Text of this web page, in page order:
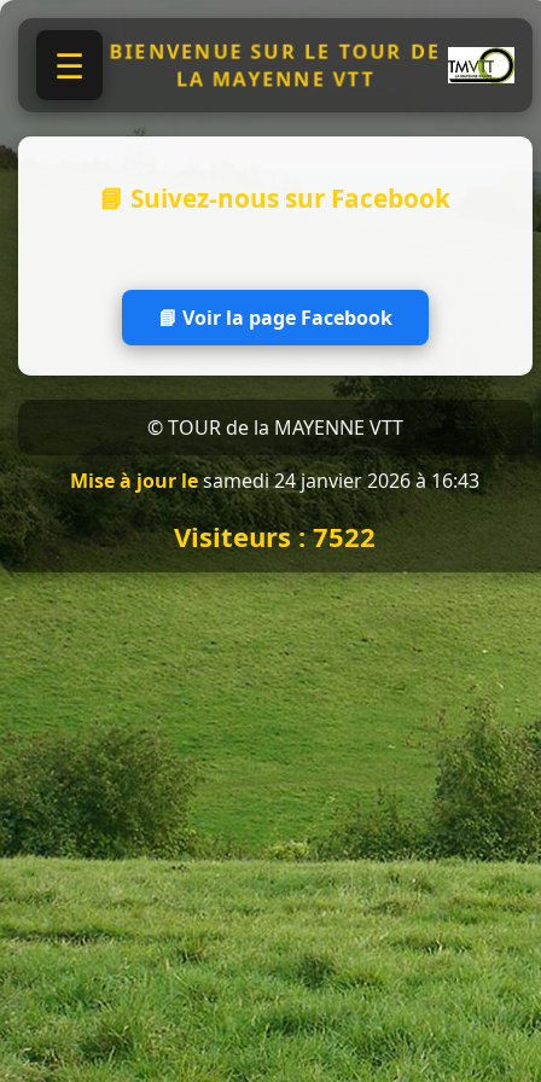
☰ BIENVENUE SUR LE TOUR DE
LA MAYENNE VTT
📘 Suivez-nous sur Facebook
📘 Voir la page Facebook
© TOUR de la MAYENNE VTT
Mise à jour lesamedi 24 janvier 2026 à 16:43
Visiteurs :7522